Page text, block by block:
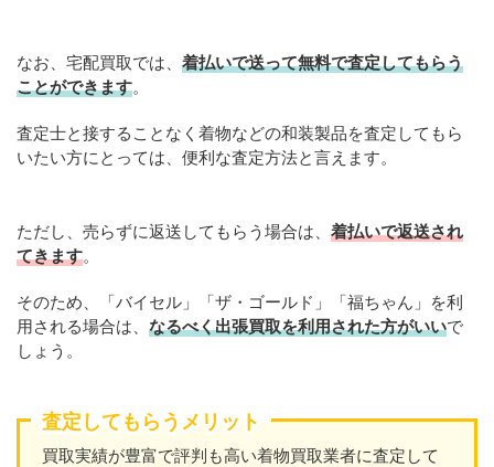
なお、宅配買取では、 着払いで送って無料で査定してもらう
ことができます。
査定士と接することなく着物などの和装製品を査定してもら
いたい方にとっては、便利な査定方法と言えます。
ただし、売らずに返送してもらう場合は、 着払いで返送され
てきます。
そのため、「バイセル」「ザ・ゴールド」「福ちゃん」を利
用される場合は、 なるべく出張買取を利用された方がいいで
しょう。
査定してもらうメリット
買取実績が豊富で評判も高い着物買取業者に査定して